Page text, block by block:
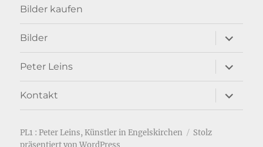
Bilder kaufen
Bilder
anzeigen
Peter Leins
anzeigen
Kontakt
anzeigen
PL1 : Peter Leins, Künstler in Engelskirchen
Stolz
präsentiert von WordPress